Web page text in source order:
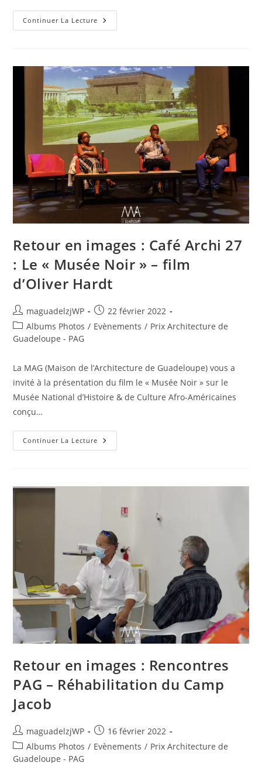
Continuer La Lecture Retour
En
–
Questions
D’architecture,
Regards
D’artiste
Retour en images : Café Archi 27
: Le « Musée Noir » – film
d’Oliver Hardt
Auteur/autrice
de
la
publication :
maguadelzjWP
Publication
publiée :
22 février 2022
Post
category:
Albums Photos / Evènements / Prix Architecture de
Guadeloupe - PAG
La MAG (Maison de l’Architecture de Guadeloupe) vous a
invité à la présentation du film le « Musée Noir » sur le
Musée National d’Histoire & de Culture Afro-Américaines
conçu…
Continuer La Lecture Retour
En
27
Noir
»
–
Film
D’Oliver
Hardt
Retour en images : Rencontres
PAG – Réhabilitation du Camp
Jacob
Auteur/autrice
de
la
maguadelzjWP
Publication
publiée :
16 février 2022
Post
category:
Albums Photos / Evènements / Prix Architecture de
Guadeloupe - PAG